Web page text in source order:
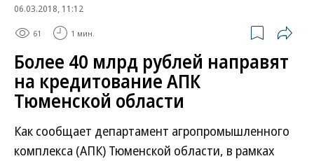
06.03.2018, 11:12
61 1 мин.
Более 40 млрд рублей направят
на кредитование АПК
Тюменской области
Как сообщает департамент агропромышленного
комплекса (АПК) Тюменской области, в рамках